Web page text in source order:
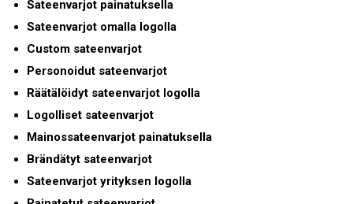
Sateenvarjot painatuksella
Sateenvarjot omalla logolla
Custom sateenvarjot
Personoidut sateenvarjot
Räätälöidyt sateenvarjot logolla
Logolliset sateenvarjot
Mainossateenvarjot painatuksella
Brändätyt sateenvarjot
Sateenvarjot yrityksen logolla